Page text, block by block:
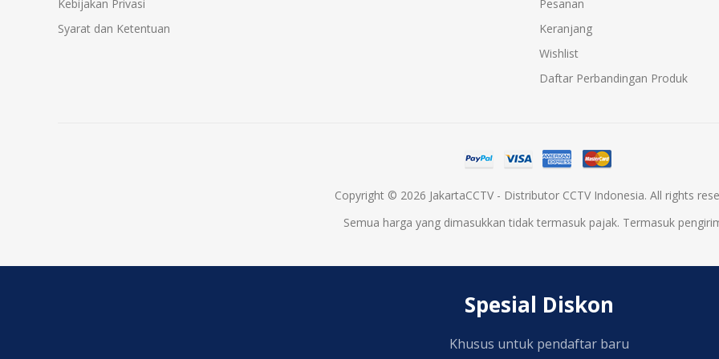
Kebijakan Privasi
Syarat dan Ketentuan
Pesanan
Keranjang
Wishlist
Daftar Perbandingan Produk
Copyright © 2026 JakartaCCTV - Distributor CCTV Indonesia. All rights
Semua harga yang dimasukkan tidak termasuk pajak. Termasuk
Spesial Diskon
Khusus untuk pendaftar baru